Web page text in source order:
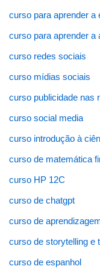
curso para aprender a
curso para aprender a
curso redes sociais
curso mídias sociais
curso publicidade nas
curso social media
curso introdução à
curso de matemática
curso HP 12C
curso de chatgpt
curso de
curso de storytelling e
curso de espanhol